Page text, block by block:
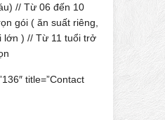
// Từ 06 đến 10
gói ( ăn suất riêng,
lớn ) // Từ 11 tuổi trở
title=”Contact